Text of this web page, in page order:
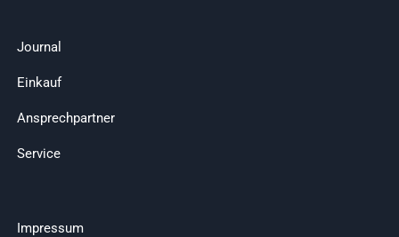
Journal
Einkauf
Ansprechpartner
Service
Impressum